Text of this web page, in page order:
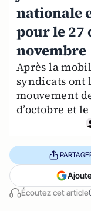
nationale
pour le 27
novembre
Après la
syndicats ont
mouvement
d’octobre et
Écoutez cet article